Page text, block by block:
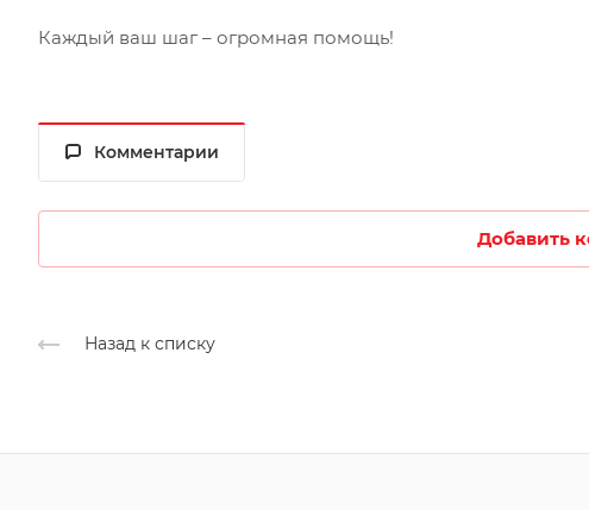
Каждый ваш шаг – огромная помощь!
Комментарии
Добавить
Назад к списку